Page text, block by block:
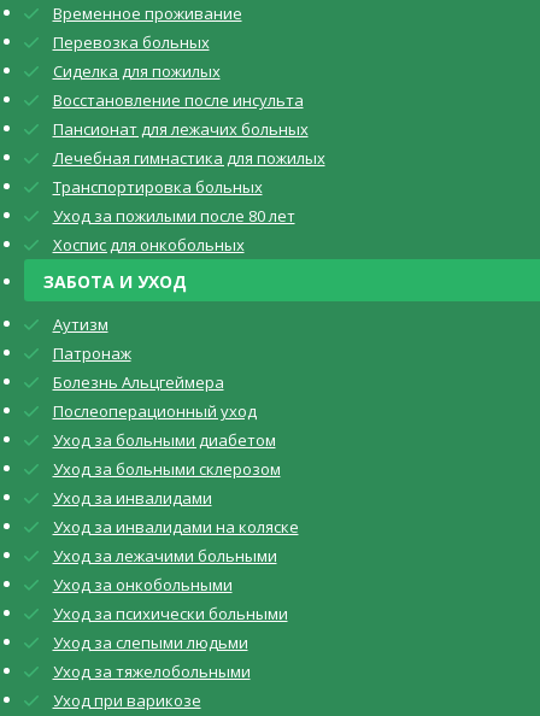
Временное проживание
Перевозка больных
Сиделка для пожилых
Восстановление после инсульта
Пансионат для лежачих больных
Лечебная гимнастика для пожилых
Транспортировка больных
Уход за пожилыми после 80 лет
Хоспис для онкобольных
ЗАБОТА И УХОД
Аутизм
Патронаж
Болезнь Альцгеймера
Послеоперационный уход
Уход за больными диабетом
Уход за больными склерозом
Уход за инвалидами
Уход за инвалидами на коляске
Уход за лежачими больными
Уход за онкобольными
Уход за психически больными
Уход за слепыми людьми
Уход за тяжелобольными
Уход при варикозе